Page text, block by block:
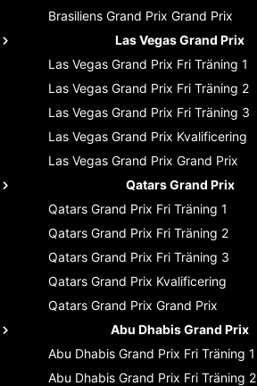
Brasiliens Grand Prix Grand Prix
Las Vegas Grand Prix
Las Vegas Grand Prix Fri Träning 1
Las Vegas Grand Prix Fri Träning 2
Las Vegas Grand Prix Fri Träning 3
Las Vegas Grand Prix Kvalificering
Las Vegas Grand Prix Grand Prix
Qatars Grand Prix
Qatars Grand Prix Fri Träning 1
Qatars Grand Prix Fri Träning 2
Qatars Grand Prix Fri Träning 3
Qatars Grand Prix Kvalificering
Qatars Grand Prix Grand Prix
Abu Dhabis Grand Prix
Abu Dhabis Grand Prix Fri Träning 1
Abu Dhabis Grand Prix Fri Träning 2